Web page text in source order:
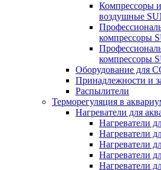
Компрессоры
воздушные
компрессоры
компрессоры
Оборудование для
Принадлежности и
Распылители
Терморегуляция в
Нагреватели для
Нагреватели
Нагреватели
Нагреватели
Нагреватели
Нагреватели